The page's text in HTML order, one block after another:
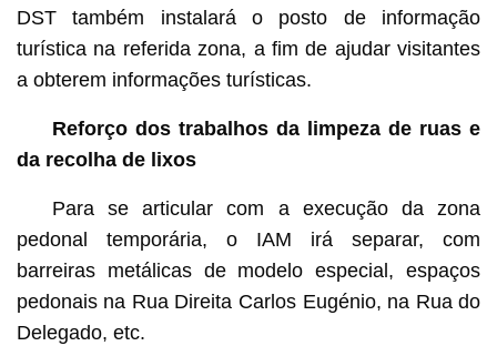
DST também instalará o posto de informação
turística na referida zona, a fim de ajudar visitantes
a obterem informações turísticas.
Reforço dos trabalhos da limpeza de ruas e
da recolha de lixos
Para se articular com a execução da zona
pedonal temporária, o IAM irá separar, com
barreiras metálicas de modelo especial, espaços
pedonais na Rua Direita Carlos Eugénio, na Rua do
Delegado, etc.